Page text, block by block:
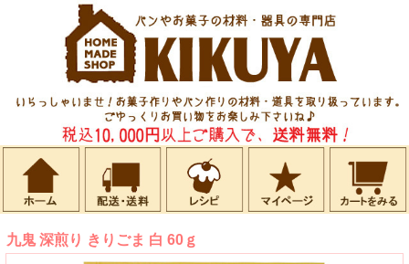
九鬼 深煎り きりごま 白 60ｇ